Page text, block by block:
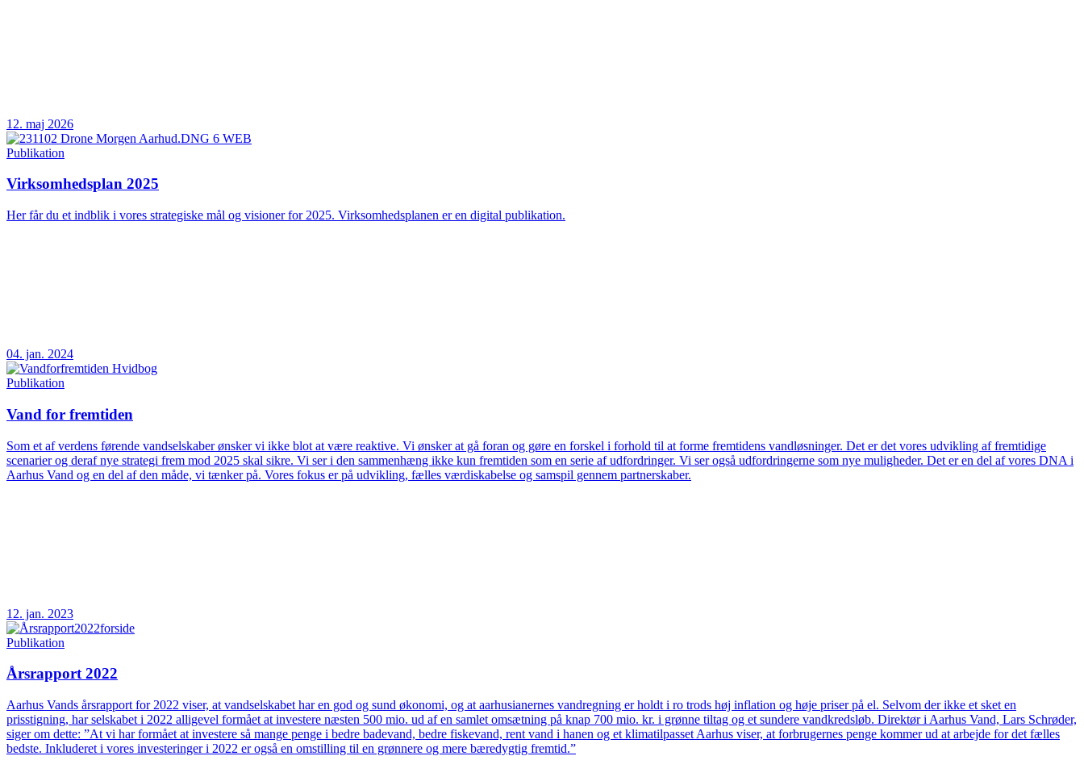
12. maj 2026
Publikation
Virksomhedsplan 2025
Her får du et indblik i vores strategiske mål og visioner for 2025. Virksomhedsplanen er en digital publikation.
04. jan. 2024
Publikation
Vand for fremtiden
Som et af verdens førende vandselskaber ønsker vi ikke blot at være reaktive. Vi ønsker at gå foran og gøre en forskel i forhold til at forme fremtidens vandløsninger. Det er det vores udvikling af fremtidige
scenarier og deraf nye strategi frem mod 2025 skal sikre. Vi ser i den sammenhæng ikke kun fremtiden som en serie af udfordringer. Vi ser også udfordringerne som nye muligheder. Det er en del af vores DNA i
Aarhus Vand og en del af den måde, vi tænker på. Vores fokus er på udvikling, fælles værdiskabelse og samspil gennem partnerskaber.
12. jan. 2023
Publikation
Årsrapport 2022
Aarhus Vands årsrapport for 2022 viser, at vandselskabet har en god og sund økonomi, og at aarhusianernes vandregning er holdt i ro trods høj inflation og høje priser på el. Selvom der ikke et sket en
prisstigning, har selskabet i 2022 alligevel formået at investere næsten 500 mio. ud af en samlet omsætning på knap 700 mio. kr. i grønne tiltag og et sundere vandkredsløb. Direktør i Aarhus Vand, Lars Schrøder,
siger om dette: ”At vi har formået at investere så mange penge i bedre badevand, bedre fiskevand, rent vand i hanen og et klimatilpasset Aarhus viser, at forbrugernes penge kommer ud at arbejde for det fælles
bedste. Inkluderet i vores investeringer i 2022 er også en omstilling til en grønnere og mere bæredygtig fremtid.”